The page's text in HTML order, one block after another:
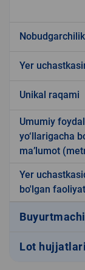
Yer
Unikal raqami
Umumiy
yo‘llarigacha
ma’lumot
Yer
bo'lgan
Lot hujjatlari